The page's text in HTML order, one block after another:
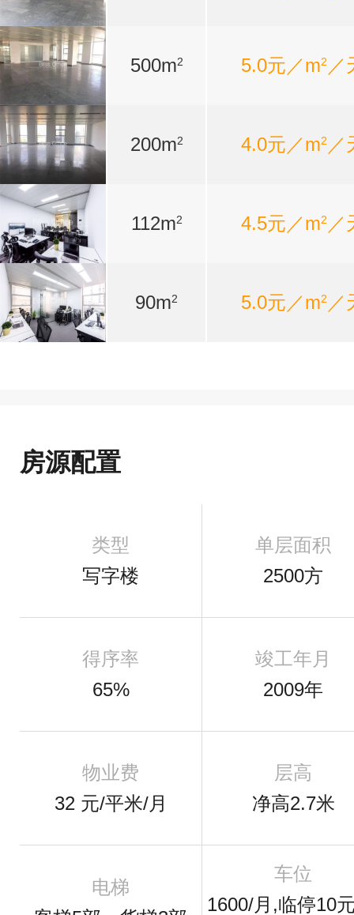
500m2 5.0元／m2 ／
200m2 4.0元／m2 ／
112m2 4.5元／m2 ／
90m2 5.0元／m2 ／
房源配置
类型
写字楼
单层面积
2500方
得序率
65%
竣工年月
2009年
物业费
32 元/平米/月
层高
净高2.7米
电梯
车位
1600/月,临停10